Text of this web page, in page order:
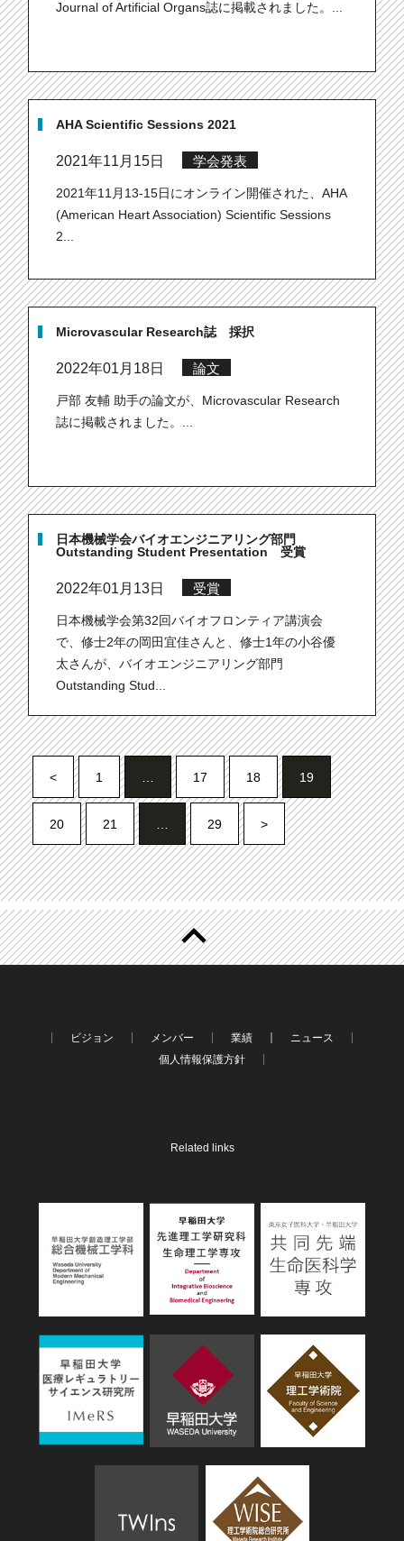
Journal of Artificial Organs誌に掲載されました。...
AHA Scientific Sessions 2021
2021年11月15日 学会発表
2021年11月13-15日にオンライン開催された、AHA
(American Heart Association) Scientific Sessions
2...
Microvascular Research誌 採択
2022年01月18日 論文
戸部 友輔 助手の論文が、Microvascular Research
誌に掲載されました。...
日本機械学会バイオエンジニアリング部門
Outstanding Student Presentation 受賞
2022年01月13日 受賞
日本機械学会第32回バイオフロンティア講演会
で、修士2年の岡田宜佳さんと、修士1年の小谷優
太さんが、バイオエンジニアリング部門
Outstanding Stud...
< 1 … 17 18 19
20 21 … 29 >
ビジョン メンバー 業績
ニュース
個人情報保護方針
Related links